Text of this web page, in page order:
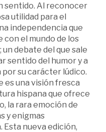
sentido. Al reconocer
utilidad para el
independencia que
el mundo de los
debate del que sale
sentido del humor y a
su carácter lúdico.
es una visión fresca
hispana que ofrece
la rara emoción de
y enigmas
Esta nueva edición,